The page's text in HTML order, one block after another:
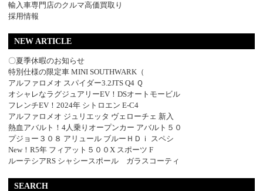
輸入車専門店のクルマ高価買取り
採用情報
NEW ARTICLE
〇夏季休暇のお知らせ
特別仕様の限定車 MINI SOUTHWARK（
アルファロメオ スパイダー3.2JTS Q4 Ｑ
オシャレなラグジュアリーEV！DSオートモービル
フレンチEV！2024年 シトロエン E-C4
アルファロメオ ジュリエッタ ヴェローチェ 新入
熱血アバルト！4人乗りオープンカー アバルト５０
プジョー３０８ アリュール ブルーＨＤｉ スペシ
New！R5年 フィアット５００X スポーツ F
ルーテシアRS シャシースポール ガラスコーティ
SEARCH